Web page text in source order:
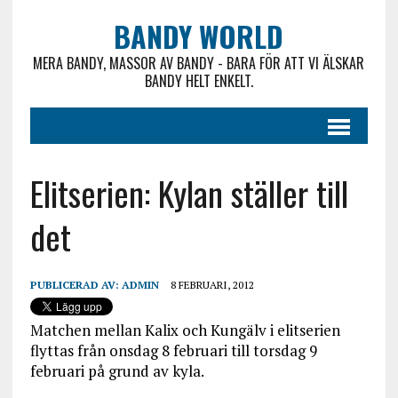
BANDY WORLD
MERA BANDY, MASSOR AV BANDY - BARA FÖR ATT VI ÄLSKAR
BANDY HELT ENKELT.
Elitserien: Kylan ställer till
det
PUBLICERAD AV: ADMIN 8 FEBRUARI, 2012
Matchen mellan Kalix och Kungälv i elitserien
flyttas från onsdag 8 februari till torsdag 9
februari på grund av kyla.